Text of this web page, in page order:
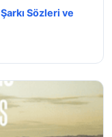
Sözleri ve